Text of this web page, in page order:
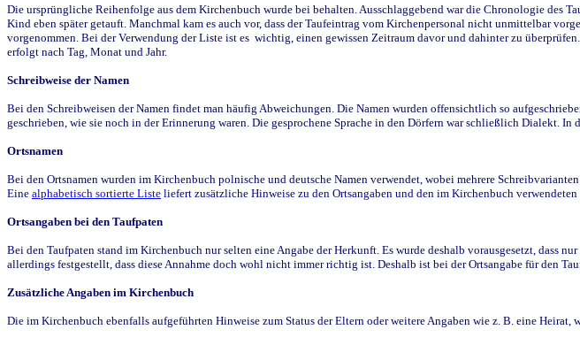
Die ursprüngliche Reihenfolge aus dem Kirchenbuch wurde bei behalten. Ausschlaggebend war die Chronologie des
Kind eben später getauft. Manchmal kam es auch vor, dass der Taufeintrag vom Kirchenpersonal nicht unmittelbar
vorgenommen. Bei der Verwendung der Liste ist es wichtig, einen gewissen Zeitraum davor und dahinter zu
erfolgt nach Tag, Monat und Jahr.
Schreibweise der Namen
Bei den Schreibweisen der Namen findet man häufig Abweichungen. Die Namen wurden offensichtlich so
geschrieben, wie sie noch in der Erinnerung waren. Die gesprochene Sprache in den Dörfern war schließlich Dialekt.
Ortsnamen
Bei den Ortsnamen wurden im Kirchenbuch polnische und deutsche Namen verwendet, wobei mehrere
Eine alphabetisch sortierte Liste liefert zusätzliche Hinweise zu den Ortsangaben und den im Kirchenbuch verwendeten
Ortsangaben bei den Taufpaten
Bei den Taufpaten stand im Kirchenbuch nur selten eine Angabe der Herkunft. Es wurde deshalb vorausgesetzt, dass
allerdings festgestellt, dass diese Annahme doch wohl nicht immer richtig ist. Deshalb ist bei der Ortsangabe für den
Zusätzliche Angaben im Kirchenbuch
Die im Kirchenbuch ebenfalls aufgeführten Hinweise zum Status der Eltern oder weitere Angaben wie z. B. eine Heirat,